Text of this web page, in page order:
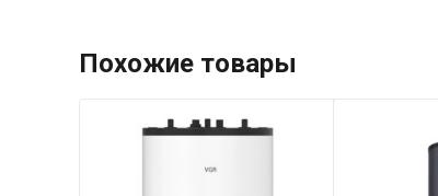
Похожие товары